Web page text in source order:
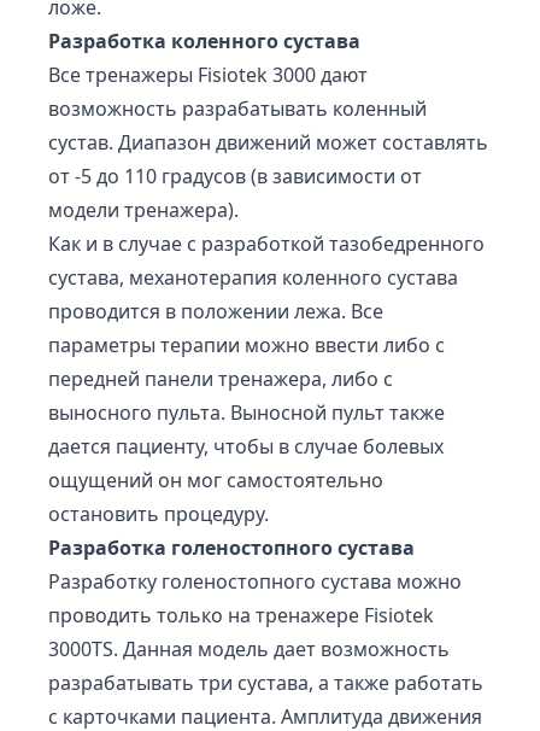
ложе.
Разработка коленного сустава
Все тренажеры Fisiotek 3000 дают
возможность разрабатывать коленный
сустав. Диапазон движений может составлять
от -5 до 110 градусов (в зависимости от
модели тренажера).
Как и в случае с разработкой тазобедренного
сустава, механотерапия коленного сустава
проводится в положении лежа. Все
параметры терапии можно ввести либо с
передней панели тренажера, либо с
выносного пульта. Выносной пульт также
дается пациенту, чтобы в случае болевых
ощущений он мог самостоятельно
остановить процедуру.
Разработка голеностопного сустава
Разработку голеностопного сустава можно
проводить только на тренажере Fisiotek
3000TS. Данная модель дает возможность
разрабатывать три сустава, а также работать
с карточками пациента. Амплитуда движения